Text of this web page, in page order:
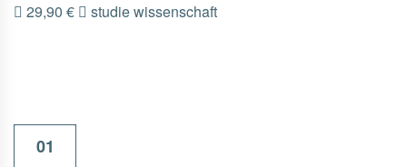
29,90 €
studiewissenschaft
01